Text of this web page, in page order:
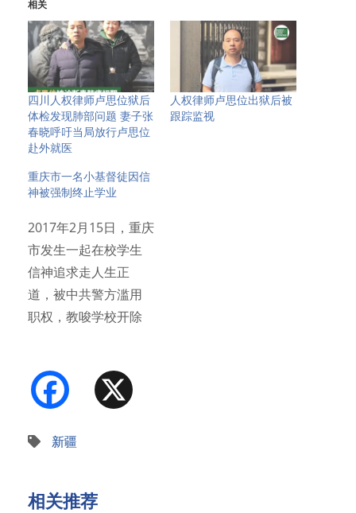
相关
四川人权律师卢思位狱后
体检发现肺部问题 妻子张
春晓呼吁当局放行卢思位
赴外就医
人权律师卢思位出狱后被
跟踪监视
重庆市一名小基督徒因信
神被强制终止学业
2017年2月15日，重庆
市发生一起在校学生
信神追求走人生正
道，被中共警方滥用
职权，教唆学校开除
Facebook
新疆
相关推荐